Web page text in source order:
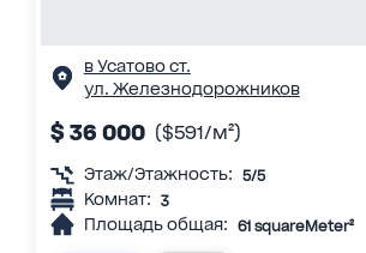
в Усатово ст.
ул. Железнодорожников
$ 36 000 ($591/м²)
Этаж/Этажность: 5/5
Комнат: 3
Площадь общая: 61 squareMeter²